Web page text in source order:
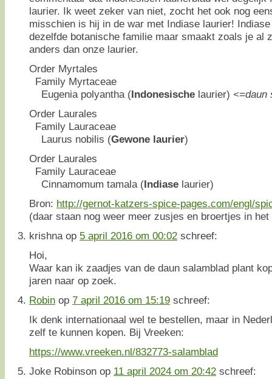
laurier. Ik weet zeker van niet, zocht het ook nog
misschien is hij in de war met Indiase laurier!
dezelfde botanische familie maar smaakt zoals je al
anders dan onze laurier.
Order Myrtales
Family Myrtaceae
Eugenia polyantha (Indonesische laurier) <=daun
Order Laurales
Family Lauraceae
Laurus nobilis (Gewone laurier)
Order Laurales
Family Lauraceae
Cinnamomum tamala (Indiase laurier)
Bron: http://gernot-katzers-spice-pages.com/engl/
(daar staan nog weer meer zusjes en broertjes in
krishna op 5 april 2016 om 00:02 schreef:
Hoi,
Waar kan ik zaadjes van de daun salamblad plant
jaren naar op zoek.
Robin op 7 april 2016 om 15:19 schreef:
Ik denk internationaal wel te bestellen, maar in
zelf te kunnen kopen. Bij Vreeken:
https://www.vreeken.nl/832773-salamblad
Joke Robinson op 11 april 2024 om 20:42 schreef: